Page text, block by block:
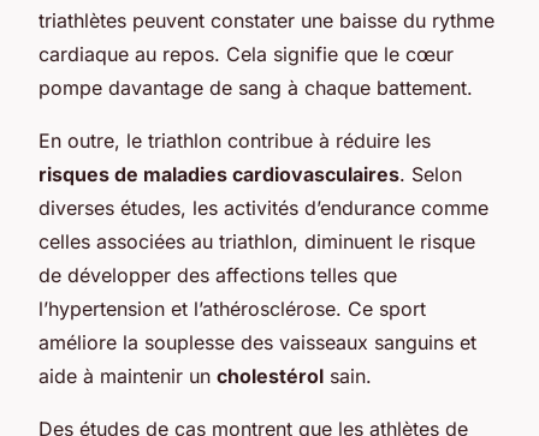
triathlètes peuvent constater une baisse du rythme
cardiaque au repos. Cela signifie que le cœur
pompe davantage de sang à chaque battement.
En outre, le triathlon contribue à réduire les
risques de maladies cardiovasculaires. Selon
diverses études, les activités d’endurance comme
celles associées au triathlon, diminuent le risque
de développer des affections telles que
l’hypertension et l’athérosclérose. Ce sport
améliore la souplesse des vaisseaux sanguins et
aide à maintenir un cholestérol sain.
Des études de cas montrent que les athlètes de